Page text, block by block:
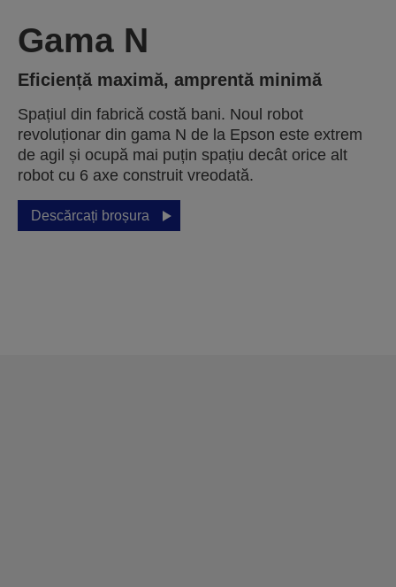
Gama N
Eficiență maximă, amprentă minimă
Spațiul din fabrică costă bani. Noul robot
revoluționar din gama N de la Epson este extrem
de agil și ocupă mai puțin spațiu decât orice alt
robot cu 6 axe construit vreodată.
Descărcați broșura